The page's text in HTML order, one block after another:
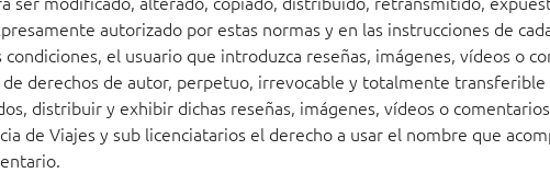
autorizado por estas normas y en las instrucciones de
el usuario que introduzca reseñas, imágenes, vídeos o
derechos de autor, perpetuo, irrevocable y totalmente
distribuir y exhibir dichas reseñas, imágenes, vídeos o
de Viajes y sub licenciatarios el derecho a usar el nombre que